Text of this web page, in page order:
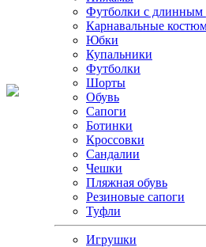
Футболки с длинным
Карнавальные
Юбки
Купальники
Футболки
Шорты
Обувь
Сапоги
Ботинки
Кроссовки
Сандалии
Чешки
Пляжная обувь
Резиновые сапоги
Туфли
Игрушки